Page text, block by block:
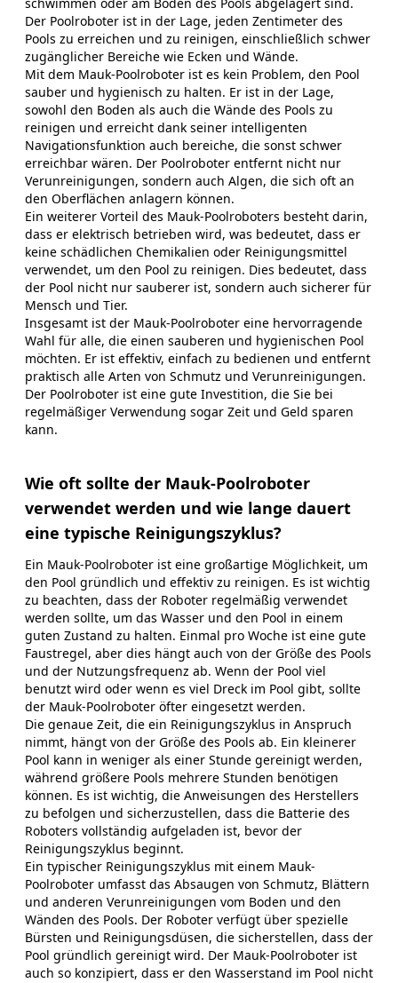
Der Poolroboter ist in der Lage, jeden Zentimeter des
Pools zu erreichen und zu reinigen, einschließlich schwer
zugänglicher Bereiche wie Ecken und Wände.
Mit dem Mauk-Poolroboter ist es kein Problem, den Pool
sauber und hygienisch zu halten. Er ist in der Lage,
sowohl den Boden als auch die Wände des Pools zu
reinigen und erreicht dank seiner intelligenten
Navigationsfunktion auch bereiche, die sonst schwer
erreichbar wären. Der Poolroboter entfernt nicht nur
Verunreinigungen, sondern auch Algen, die sich oft an
den Oberflächen anlagern können.
Ein weiterer Vorteil des Mauk-Poolroboters besteht darin,
dass er elektrisch betrieben wird, was bedeutet, dass er
keine schädlichen Chemikalien oder Reinigungsmittel
verwendet, um den Pool zu reinigen. Dies bedeutet, dass
der Pool nicht nur sauberer ist, sondern auch sicherer für
Mensch und Tier.
Insgesamt ist der Mauk-Poolroboter eine hervorragende
Wahl für alle, die einen sauberen und hygienischen Pool
möchten. Er ist effektiv, einfach zu bedienen und entfernt
praktisch alle Arten von Schmutz und Verunreinigungen.
Der Poolroboter ist eine gute Investition, die Sie bei
regelmäßiger Verwendung sogar Zeit und Geld sparen
kann.
Wie oft sollte der Mauk-Poolroboter
verwendet werden und wie lange dauert
eine typische Reinigungszyklus?
Ein Mauk-Poolroboter ist eine großartige Möglichkeit, um
den Pool gründlich und effektiv zu reinigen. Es ist wichtig
zu beachten, dass der Roboter regelmäßig verwendet
werden sollte, um das Wasser und den Pool in einem
guten Zustand zu halten. Einmal pro Woche ist eine gute
Faustregel, aber dies hängt auch von der Größe des Pools
und der Nutzungsfrequenz ab. Wenn der Pool viel
benutzt wird oder wenn es viel Dreck im Pool gibt, sollte
der Mauk-Poolroboter öfter eingesetzt werden.
Die genaue Zeit, die ein Reinigungszyklus in Anspruch
nimmt, hängt von der Größe des Pools ab. Ein kleinerer
Pool kann in weniger als einer Stunde gereinigt werden,
während größere Pools mehrere Stunden benötigen
können. Es ist wichtig, die Anweisungen des Herstellers
zu befolgen und sicherzustellen, dass die Batterie des
Roboters vollständig aufgeladen ist, bevor der
Reinigungszyklus beginnt.
Ein typischer Reinigungszyklus mit einem Mauk-
Poolroboter umfasst das Absaugen von Schmutz, Blättern
und anderen Verunreinigungen vom Boden und den
Wänden des Pools. Der Roboter verfügt über spezielle
Bürsten und Reinigungsdüsen, die sicherstellen, dass der
Pool gründlich gereinigt wird. Der Mauk-Poolroboter ist
auch so konzipiert, dass er den Wasserstand im Pool nicht